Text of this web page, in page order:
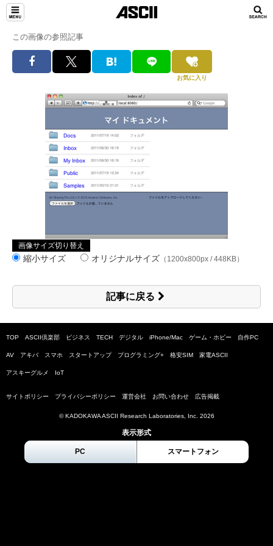
この画像の参照記事
お気に入り
画像サイズ切り替え
縮小サイズ オリジナルサイズ （1200x800px / 448KB）
記事に戻る
TOP ASCII倶楽部 ビジネス TECH デジタル iPhone/Mac ゲーム・ホビー 自作PC
AV アキバ スマホ スタートアップ プログラミング+ 格安SIM 家電ASCII
アスキーグルメ IoT
サイトポリシー プライバシーポリシー 運営会社 お問い合わせ 広告掲載
© KADOKAWA ASCII Research Laboratories, Inc. 2026
表示形式
PC スマートフォン